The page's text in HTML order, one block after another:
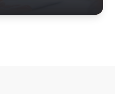
: suivi rigoureux des